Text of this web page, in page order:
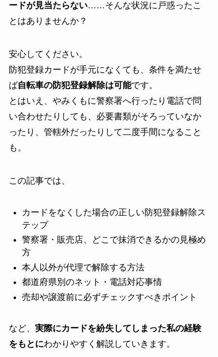
ードが見当たらない……そんな状況に戸惑ったこ
とはありませんか？
安心してください。
防犯登録カードが手元になくても、条件を満たせ
ば自転車の防犯登録解除は可能です。
とはいえ、やみくもに警察署へ行ったり電話で問
い合わせたりしても、必要書類がそろっていなか
ったり、管轄外だったりして二度手間になること
も。
この記事では、
カードをなくした場合の正しい防犯登録解除ス
テップ
警察署・販売店、どこで抹消できるかの見極め
方
本人以外が代理で解除する方法
都道府県別のネット・電話対応事情
売却や譲渡前に必ずチェックすべきポイント
など、 実際にカードを紛失してしまった私の経験
をもとにわかりやすく解説していきます。